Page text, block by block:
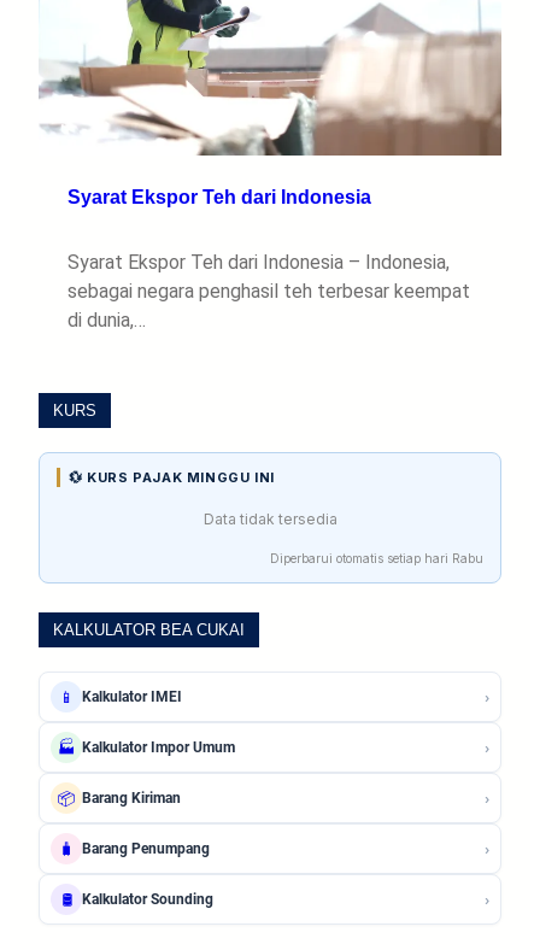
Syarat Ekspor Teh dari Indonesia
Syarat Ekspor Teh dari Indonesia – Indonesia,
sebagai negara penghasil teh terbesar keempat
di dunia,…
KURS
💱 KURS PAJAK MINGGU INI
Data tidak tersedia
Diperbarui otomatis setiap hari Rabu
KALKULATOR BEA CUKAI
📱 Kalkulator IMEI ›
🏭 Kalkulator Impor Umum ›
📦 Barang Kiriman ›
🧳 Barang Penumpang ›
🛢️ Kalkulator Sounding ›